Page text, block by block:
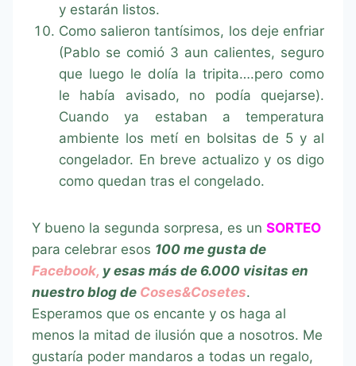
y estarán listos.
Como salieron tantísimos, los deje enfriar
(Pablo se comió 3 aun calientes, seguro
que luego le dolía la tripita….pero como
le había avisado, no podía quejarse).
Cuando ya estaban a temperatura
ambiente los metí en bolsitas de 5 y al
congelador. En breve actualizo y os digo
como quedan tras el congelado.
Y bueno la segunda sorpresa, es un SORTEO
para celebrar esos 100 me gusta de
Facebook, y esas más de 6.000 visitas en
nuestro blog de Coses&Cosetes.
Esperamos que os encante y os haga al
menos la mitad de ilusión que a nosotros. Me
gustaría poder mandaros a todas un regalo,